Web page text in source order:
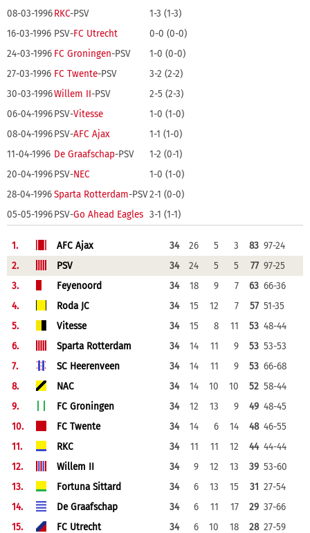
08-03-1996RKC-PSV
1-3 (1-3)
16-03-1996 PSV-FC Utrecht
0-0 (0-0)
24-03-1996 FC Groningen-PSV
1-0 (0-0)
27-03-1996 FC Twente-PSV
3-2 (2-2)
30-03-1996Willem II-PSV
2-5 (2-3)
06-04-1996PSV-Vitesse
1-0 (1-0)
08-04-1996PSV-AFC Ajax
1-1 (1-0)
11-04-1996 De Graafschap-PSV
1-2 (0-1)
20-04-1996PSV-NEC
1-0 (1-0)
28-04-1996Sparta Rotterdam-PSV2-1 (0-0)
05-05-1996PSV-Go Ahead Eagles 3-1 (1-1)
1. AFC Ajax 34 26 5 3 83 97-24
2.
PSV 34 24 5 5 77 97-25
3.
Feyenoord 34 18 9 7 63 66-36
4.
Roda JC 34 15 12 7 57 51-35
5.
Vitesse 34 15 8 11 53 48-44
6.
Sparta Rotterdam 34 14 11 9 53 53-53
7.
SC Heerenveen 34 14 11 9 53 66-68
8.
NAC 34 14 10 10 52 58-44
9.
FC Groningen 34 12 13 9 49 48-45
10.
FC Twente 34 14 6 14 48 46-55
11.
RKC 34 11 11 12 44 44-44
12.
Willem II 34 9 12 13 39 53-60
13.
Fortuna Sittard 34 6 13 15 31 27-54
14.
De Graafschap 34 6 11 17 29 37-66
15.
FC Utrecht 34 6 10 18 28 27-59